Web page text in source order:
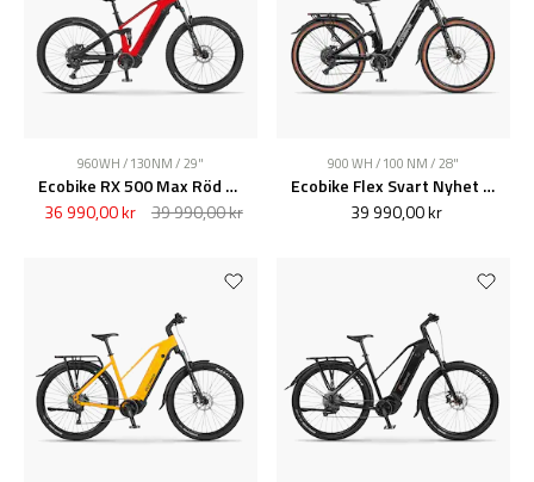
960WH / 130NM / 29"
Ecobike RX 500 Max Röd Elcykel Nyhet 2026
36 990,00 kr
39 990,00 kr
900 WH / 100 NM / 28"
Ecobike Flex Svart Nyhet 2026
39 990,00 kr